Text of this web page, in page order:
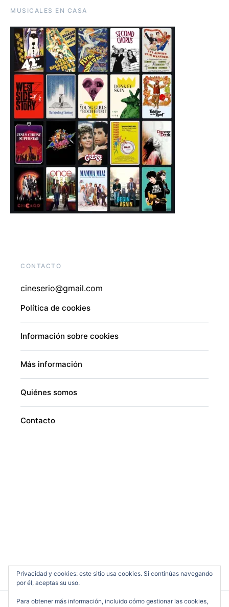
MUSICALES EN CASA
CONTACTO
cineserio@gmail.com
Política de cookies
Información sobre cookies
Más información
Quiénes somos
Contacto
Privacidad y cookies: este sitio usa cookies. Si continúas navegando
por él, aceptas su uso.
Para obtener más información, incluido cómo gestionar las cookies,